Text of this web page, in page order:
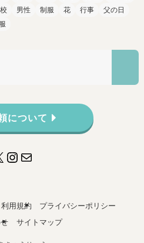
男性 制服 花 行事
父の日
について
Instagram
メール
利用規約
プライバシーポリシー
サイトマップ